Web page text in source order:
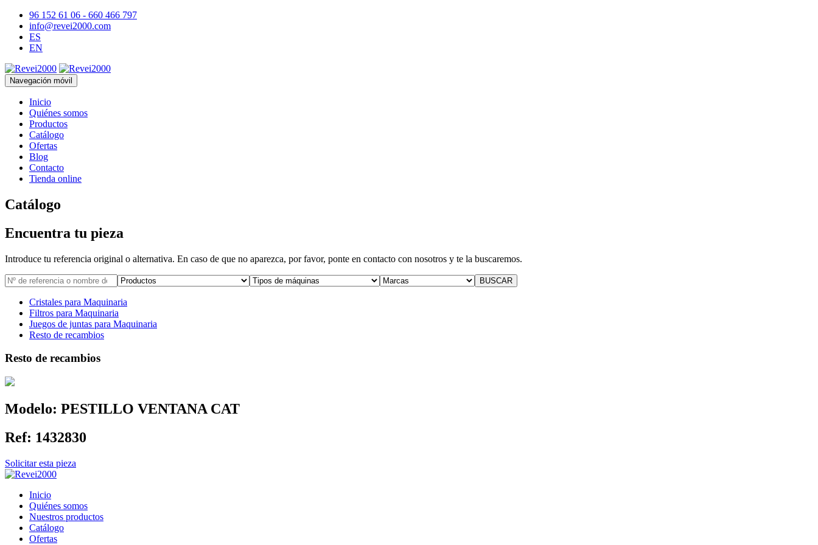
96 152 61 06 - 660 466 797
info@revei2000.com
ES
EN
Navegación móvil
Inicio
Quiénes somos
Productos
Catálogo
Ofertas
Blog
Contacto
Tienda online
Catálogo
Encuentra tu pieza
Introduce tu referencia original o alternativa. En caso de que no aparezca, por favor, ponte en contacto con nosotros y te la buscaremos.
Cristales para Maquinaria
Filtros para Maquinaria
Juegos de juntas para Maquinaria
Resto de recambios
Resto de recambios
Modelo: PESTILLO VENTANA CAT
Ref: 1432830
Solicitar esta pieza
Inicio
Quiénes somos
Nuestros productos
Catálogo
Ofertas